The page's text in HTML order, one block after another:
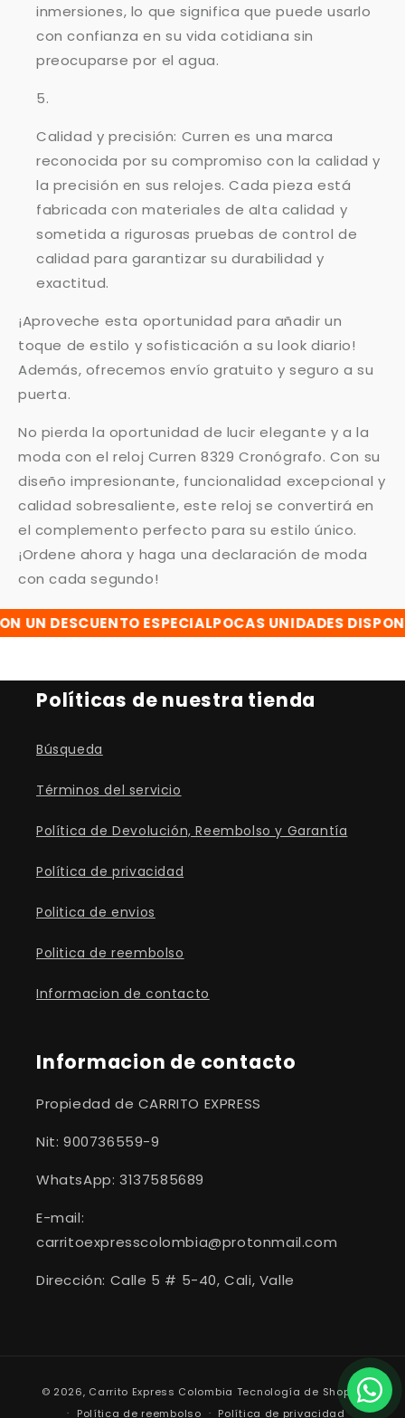
inmersiones, lo que significa que puede usarlo
con confianza en su vida cotidiana sin
preocuparse por el agua.
Calidad y precisión: Curren es una marca
reconocida por su compromiso con la calidad y
la precisión en sus relojes. Cada pieza está
fabricada con materiales de alta calidad y
sometida a rigurosas pruebas de control de
calidad para garantizar su durabilidad y
exactitud.
¡Aproveche esta oportunidad para añadir un
toque de estilo y sofisticación a su look diario!
Además, ofrecemos envío gratuito y seguro a su
puerta.
No pierda la oportunidad de lucir elegante y a la
moda con el reloj Curren 8329 Cronógrafo. Con su
diseño impresionante, funcionalidad excepcional y
calidad sobresaliente, este reloj se convertirá en
el complemento perfecto para su estilo único.
¡Ordene ahora y haga una declaración de moda
con cada segundo!
DESCUENTO ESPECIALPOCAS UNIDADES
Políticas de nuestra tienda
Búsqueda
Términos del servicio
Política de Devolución, Reembolso y Garantía
Política de privacidad
Politica de envios
Politica de reembolso
Informacion de contacto
Informacion de contacto
Propiedad de CARRITO EXPRESS
Nit: 900736559-9
WhatsApp: 3137585689
E-mail:
carritoexpresscolombia@protonmail.com
Dirección: Calle 5 # 5-40, Cali, Valle
de
© 2026, Carrito Express Colombia Tecnología de Shopify
Política de reembolso
Política de privacidad